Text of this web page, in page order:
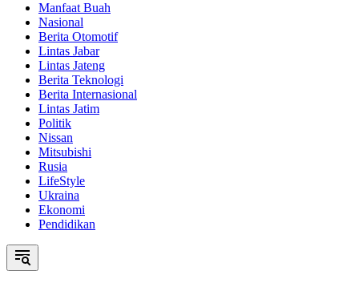
Manfaat Buah
Nasional
Berita Otomotif
Lintas Jabar
Lintas Jateng
Berita Teknologi
Berita Internasional
Lintas Jatim
Politik
Nissan
Mitsubishi
Rusia
LifeStyle
Ukraina
Ekonomi
Pendidikan